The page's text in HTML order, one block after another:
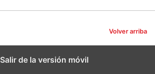
Volver arriba
Salir de la versión móvil